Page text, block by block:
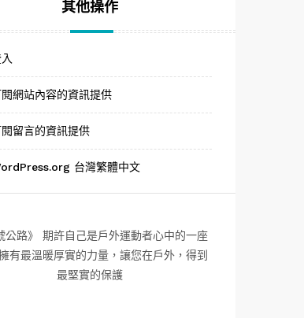
其他操作
網站內容的資訊提供
留言的資訊提供
台灣繁體中文
公路》 期許自己是戶外運動者心中的一座
有最溫暖厚實的力量，讓您在戶外，得到
最堅實的保護